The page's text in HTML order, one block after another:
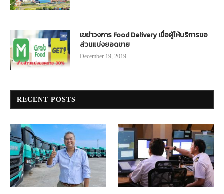
เขย่าวงการ Food Delivery เมื่อผู้ให้บริการขอ
ส่วนแบ่งยอดขาย
December 19, 2019
RECENT POSTS